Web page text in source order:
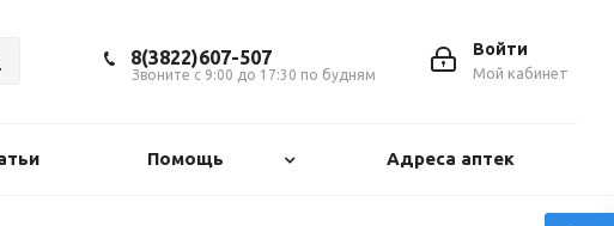
Войти
Мой кабинет
8(3822)607-507
Звоните с 9:00 до 17:30 по будням
Помощь Адреса аптек